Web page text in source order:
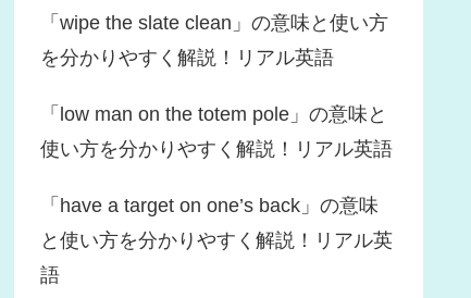
「wipe the slate clean」の意味と使い方
を分かりやすく解説！リアル英語
「low man on the totem pole」の意味と
使い方を分かりやすく解説！リアル英語
「have a target on one’s back」の意味
と使い方を分かりやすく解説！リアル英
語